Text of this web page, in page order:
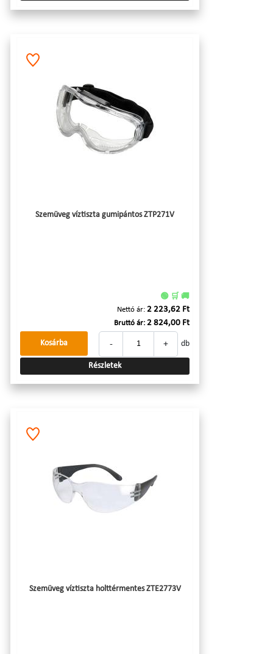
Szemüveg víztiszta gumipántos ZTP271V
🟢 🛒 🚚
Nettó ár: 2 223,62 Ft
Bruttó ár: 2 824,00 Ft
- + db
Kosárba
Részletek
Szemüveg víztiszta holttérmentes ZTE2773V